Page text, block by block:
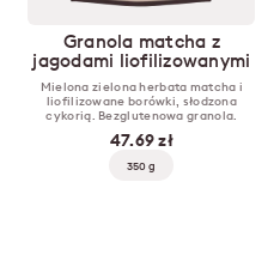
Granola matcha z
jagodami liofilizowanymi
Mielona zielona herbata matcha i
liofilizowane borówki, słodzona
cykorią. Bezglutenowa granola.
47.69 zł
350 g